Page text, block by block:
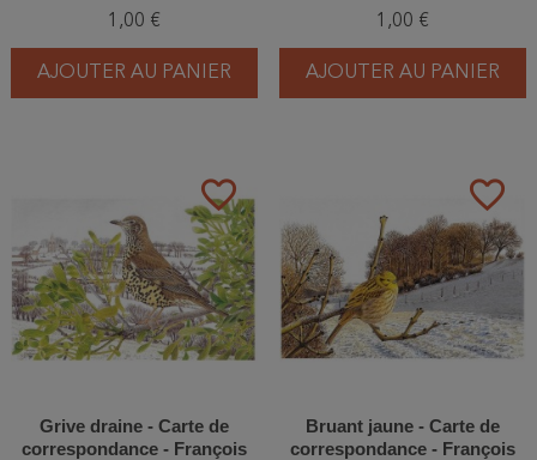
1,00 €
AJOUTER AU PANIER
1,00 €
AJOUTER AU PANIER
favorite_border
Grive draine - Carte de
correspondance - François
favorite_border
Bruant jaune - Carte de
correspondance - François